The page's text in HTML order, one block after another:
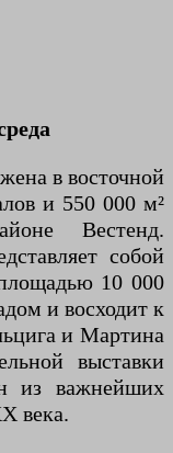
в восточной
и 550 000 м²
Вестенд.
собой
10 000
и восходит к
и Мартина
выставки
из важнейших
века.